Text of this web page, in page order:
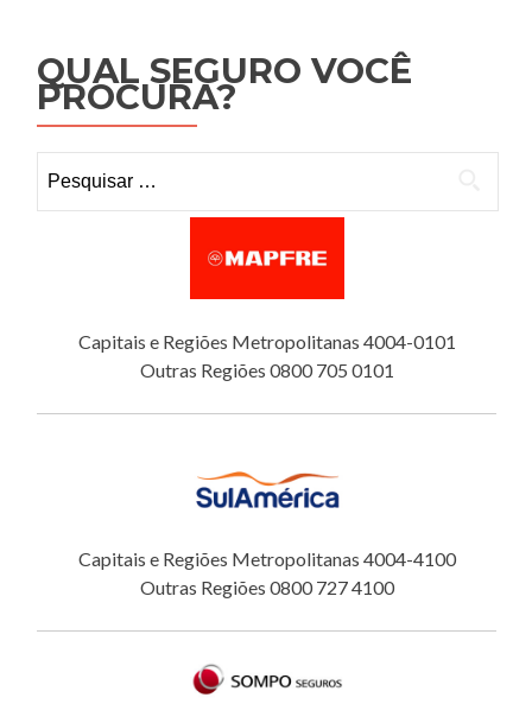
QUAL SEGURO VOCÊ
PROCURA?
Capitais e Regiões Metropolitanas 4004-0101
Outras Regiões 0800 705 0101
Capitais e Regiões Metropolitanas 4004-4100
Outras Regiões 0800 727 4100